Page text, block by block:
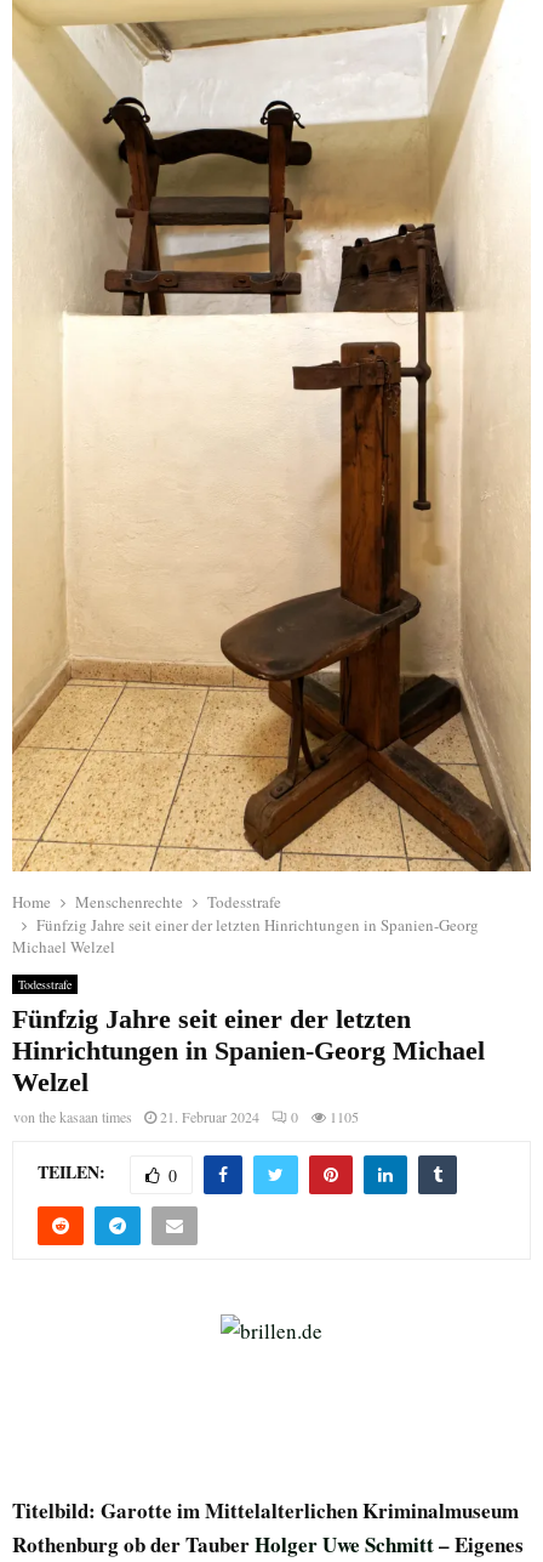
Home Menschenrechte
Todesstrafe
Fünfzig Jahre seit einer der letzten Hinrichtungen in Spanien-Georg
Michael Welzel
Todesstrafe
Fünfzig Jahre seit einer der letzten
Hinrichtungen in Spanien-Georg Michael
Welzel
von the kasaan times 21. Februar 2024 0 1105
TEILEN: 0
Titelbild: Garotte im Mittelalterlichen Kriminalmuseum
Rothenburg ob der TauberHolger Uwe Schmitt– Eigenes